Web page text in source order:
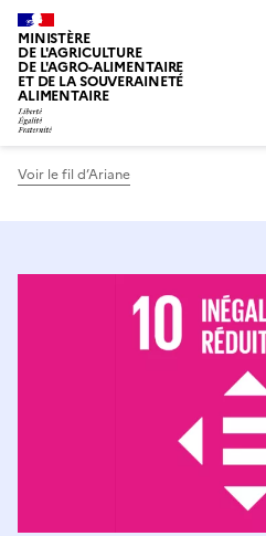
MINISTÈRE
DE L'AGRICULTURE
DE L'AGRO-ALIMENTAIRE
ET DE LA SOUVERAINETÉ
ALIMENTAIRE
Voir le fil d’Ariane